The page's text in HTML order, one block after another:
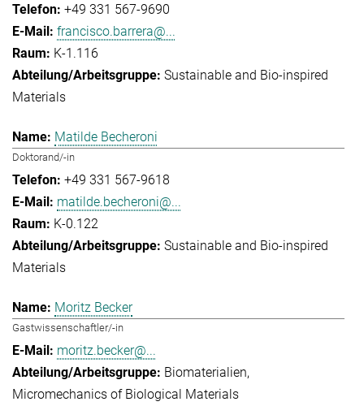
+49 331 567-9690
francisco.barrera@...
K-1.116
Sustainable and Bio-inspired
Materials
Matilde Becheroni
Doktorand/-in
+49 331 567-9618
matilde.becheroni@...
K-0.122
Sustainable and Bio-inspired
Materials
Moritz Becker
Gastwissenschaftler/-in
moritz.becker@...
Biomaterialien
Micromechanics of Biological Materials